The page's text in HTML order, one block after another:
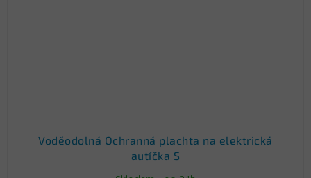
Voděodolná Ochranná plachta na elektrická
autíčka S